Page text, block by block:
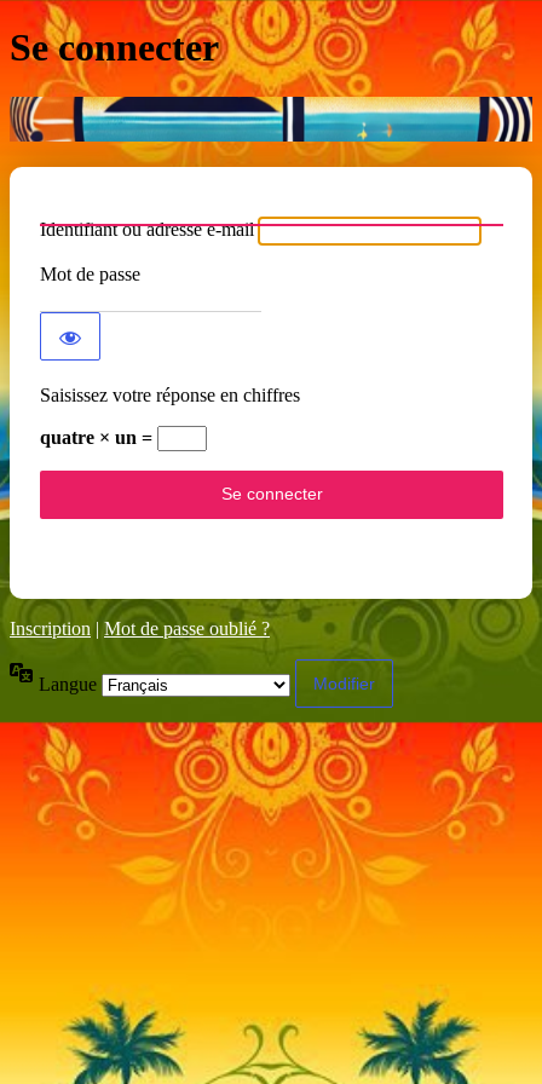
Se connecter
Identifiant ou adresse e-mail
Mot de passe
Saisissez votre réponse en chiffres
quatre × un =
Inscription | Mot de passe oublié ?
Langue